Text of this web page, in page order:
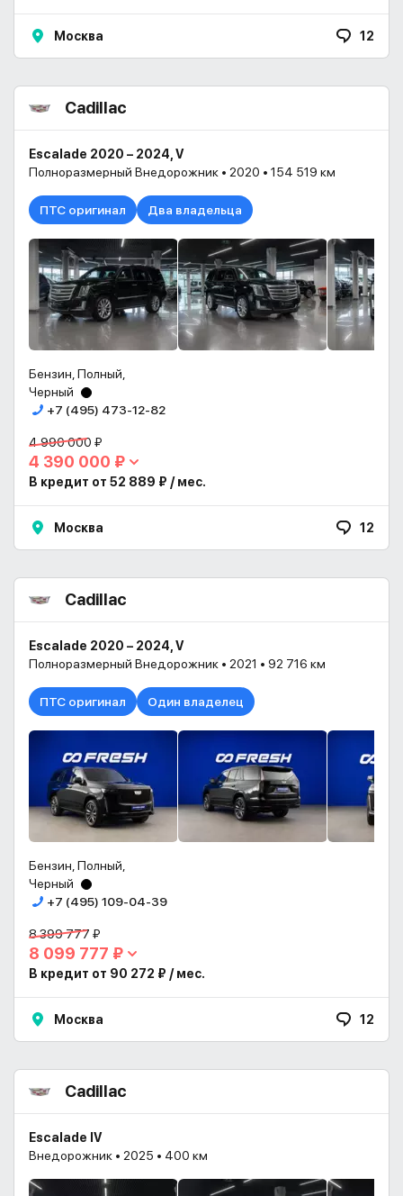
Москва 12
Cadillac
Escalade 2020 – 2024, V
Полноразмерный Внедорожник • 2020 • 154 519 км
ПТС оригинал Два владельца
Бензин, Полный,
Черный
+7 (495) 473-12-82
4 990 000 ₽
4 390 000 ₽
В кредит от 52 889 ₽ / мес.
Москва 12
Cadillac
Escalade 2020 – 2024, V
Полноразмерный Внедорожник • 2021 • 92 716 км
ПТС оригинал Один владелец
Бензин, Полный,
Черный
+7 (495) 109-04-39
8 399 777 ₽
8 099 777 ₽
В кредит от 90 272 ₽ / мес.
Москва 12
Cadillac
Escalade IV
Внедорожник • 2025 • 400 км